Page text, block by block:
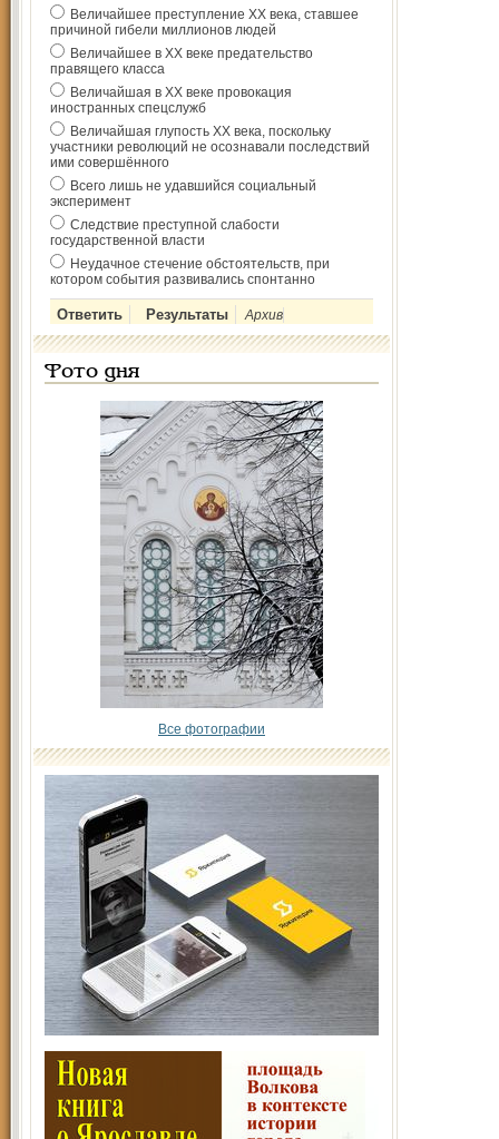
Величайшее преступление ХХ века, ставшее
причиной гибели миллионов людей
Величайшее в ХХ веке предательство
правящего класса
Величайшая в ХХ веке провокация
иностранных спецслужб
Величайшая глупость ХХ века, поскольку
участники революций не осознавали последствий
ими совершённого
Всего лишь не удавшийся социальный
эксперимент
Следствие преступной слабости
государственной власти
Неудачное стечение обстоятельств, при
котором события развивались спонтанно
Архив
Фото дня
Все фотографии